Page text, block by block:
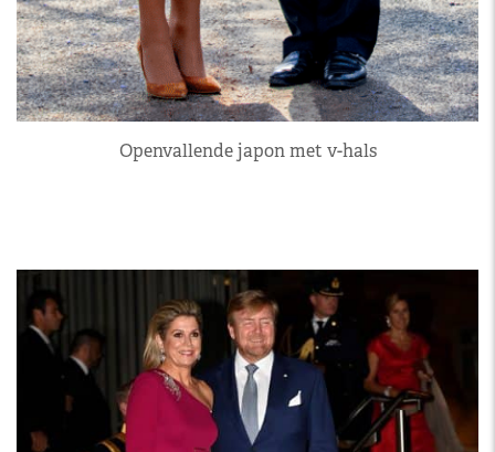
Openvallende japon met v-hals